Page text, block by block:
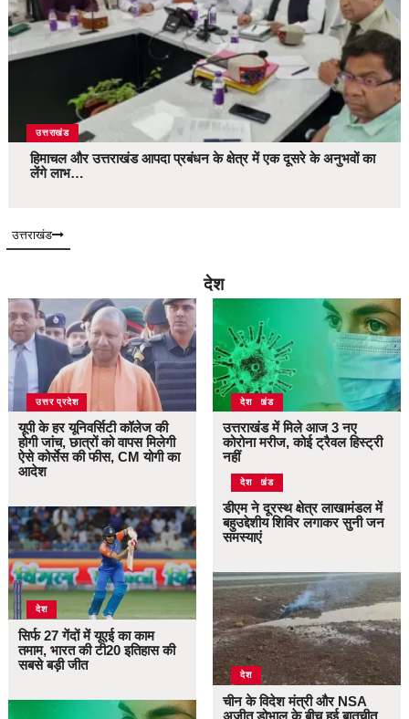
उत्तराखंड
हिमाचल और उत्तराखंड आपदा प्रबंधन के क्षेत्र में एक दूसरे के अनुभवों का
लेंगे लाभ…
उत्तराखंड
देश
उत्तर प्रदेश
यूपी के हर यूनिवर्सिटी कॉलेज की
होगी जांच, छात्रों को वापस मिलेगी
ऐसे कोर्सेस की फीस, CM योगी का
आदेश
देश
सिर्फ 27 गेंदों में यूएई का काम
तमाम, भारत की टी20 इतिहास की
सबसे बड़ी जीत
उत्तराखंड
देश
उत्तराखंड में मिले आज 3 नए
कोरोना मरीज, कोई ट्रैवल हिस्ट्री
नहीं
उत्तराखंड
देश
डीएम ने दूरस्थ क्षेत्र लाखामंडल में
बहुउद्देशीय शिविर लगाकर सुनी जन
समस्याएं
देश
चीन के विदेश मंत्री और NSA
अजीत डोभाल के बीच हुई बातचीत,